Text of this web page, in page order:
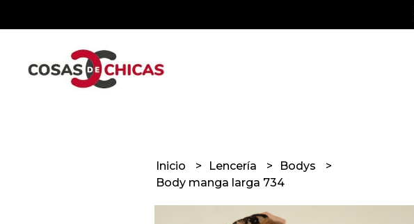
Inicio Lencería
Bodys
Body manga larga 734